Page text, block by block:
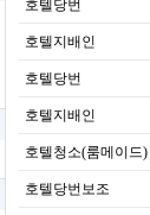
호텔당번
호텔지배인
호텔당번
호텔지배인
호텔청소(룸메이드)
호텔당번보조